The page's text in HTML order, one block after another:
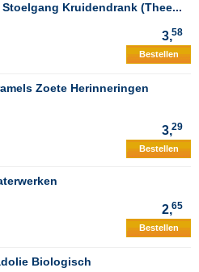
Kruidendrank (Thee...
3,58
Bestellen
Zoete Herinneringen
3,29
Bestellen
2,65
Bestellen
Biologisch